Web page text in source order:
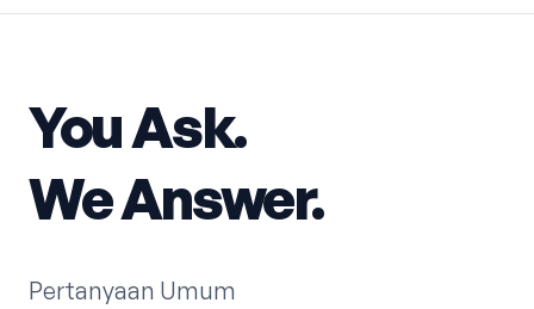
You Ask.
We Answer.
Pertanyaan Umum